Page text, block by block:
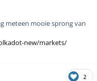
meteen mooie sprong van
new/markets/
2